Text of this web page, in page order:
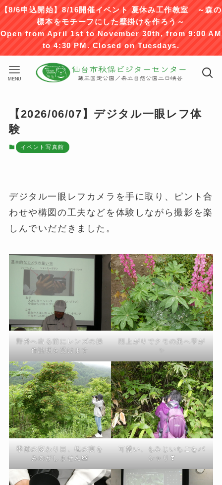
【8/6申込開始】8/16開催イベント 夏休み工作教室 ～森の
標本をモチーフにした壁掛けを作ろう～
Open from April 1st to November 30th, from 9:00 AM
to 4:30 PM. Closed on Tuesdays.
MENU
【2026/06/07】デジタル一眼レフ体
験
イベント写真館
デジタル一眼レフカメラを手に取り、ピント合
わせや構図の工夫などを体験しながら撮影を楽
しんでいだだきました。
野外へ出る前にレンズの操
作説明を受けます
雨上がりでクモの巣へ雫が
✨
季節の変わり目、楓の実を
みのがしません📸
可愛い、もみじいちごをパ
シャリ❣